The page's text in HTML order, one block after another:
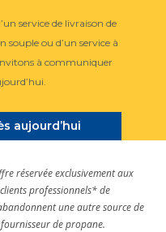
service de livraison de
souple ou d’un service à
à communiquer
aujourd’hui
réservée exclusivement aux
professionnels* de
une autre source de
de propane.